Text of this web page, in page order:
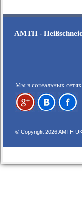
AMTH -
Мы в соцеальных сетях
© Copyright 2026 AMTH